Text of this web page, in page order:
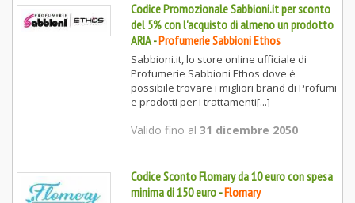
Codice Promozionale Sabbioni.it per sconto
del 5% con l'acquisto di almeno un prodotto
ARIA-Profumerie Sabbioni Ethos
Sabbioni.it, lo store online ufficiale di
Profumerie Sabbioni Ethos dove è
possibile trovare i migliori brand di Profumi
e prodotti per i trattamenti[...]
Valido fino al 31 dicembre 2050
Codice Sconto Flomary da 10 euro con spesa
minima di 150 euro-Flomary